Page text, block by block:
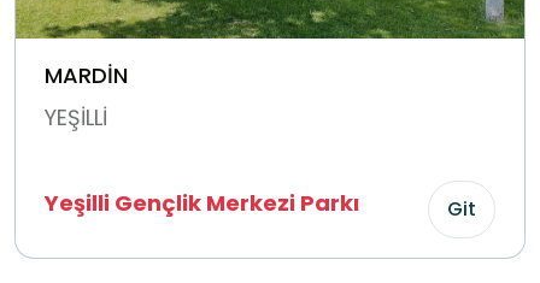
MARDİN
YEŞİLLİ
Yeşilli Gençlik Merkezi Parkı Git